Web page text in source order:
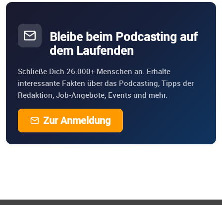
Bleibe beim Podcasting auf
dem Laufenden
Schließe Dich 26.000+ Menschen an. Erhalte
interessante Fakten über das Podcasting, Tipps der
Redaktion, Job-Angebote, Events und mehr.
Zur Anmeldung